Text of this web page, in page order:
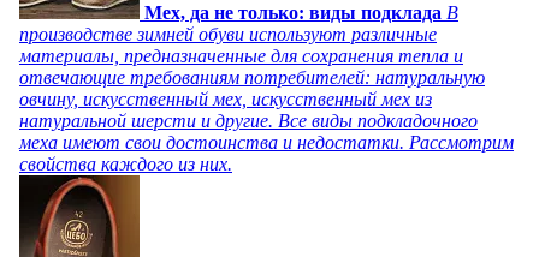
Мех, да не только: виды подклада В
производстве зимней обуви используют различные
материалы, предназначенные для сохранения тепла и
отвечающие требованиям потребителей: натуральную
овчину, искусственный мех, искусственный мех из
натуральной шерсти и другие. Все виды подкладочного
меха имеют свои достоинства и недостатки. Рассмотрим
свойства каждого из них.